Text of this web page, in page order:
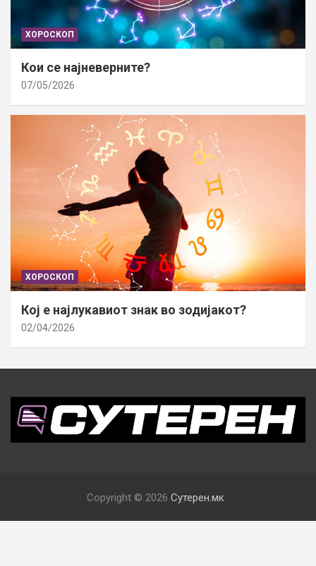
ХОРОСКОП
Кои се најневерните?
07/05/2026
ХОРОСКОП
Кој е најлукавиот знак во зодијакот?
02/04/2026
Copyright © 2026 Сутерен.мк